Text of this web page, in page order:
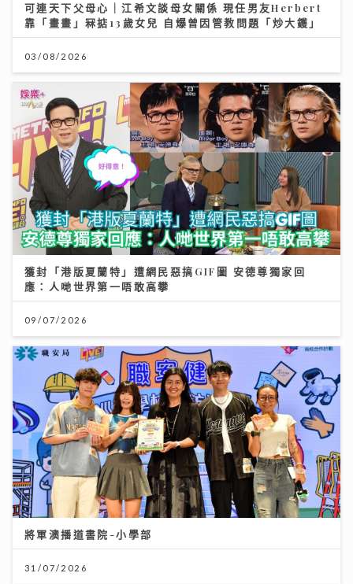
可連天下父母心｜江希文談母女關係 現任男友Herbert
靠「畫畫」冧掂13歲女兒 自爆曾因管教問題「炒大鑊」
03/08/2026
獲封「港版夏蘭特」遭網民惡搞GIF圖 安德尊獨家回
應：人哋世界第一唔敢高攀
09/07/2026
將軍澳播道書院-小學部
31/07/2026